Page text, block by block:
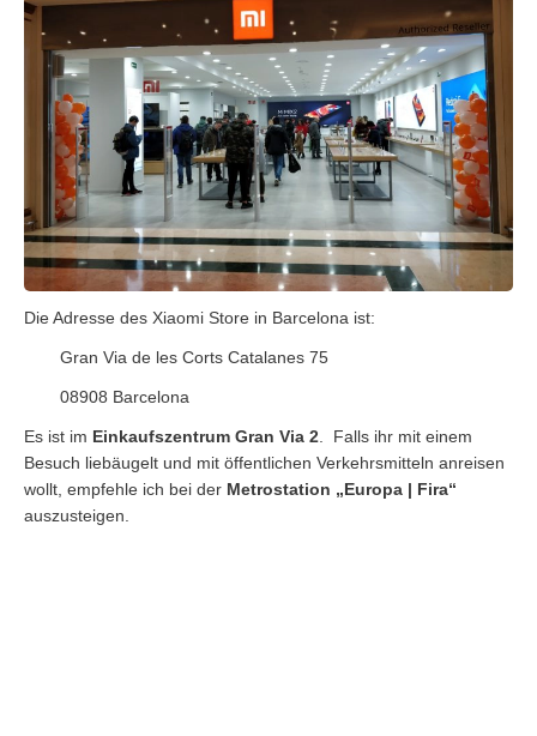
Die Adresse des Xiaomi Store in Barcelona ist:
Gran Via de les Corts Catalanes 75
08908 Barcelona
Es ist im Einkaufszentrum Gran Via 2 . Falls ihr mit einem
Besuch liebäugelt und mit öffentlichen Verkehrsmitteln anreisen
wollt, empfehle ich bei der Metrostation „Europa | Fira“
auszusteigen.